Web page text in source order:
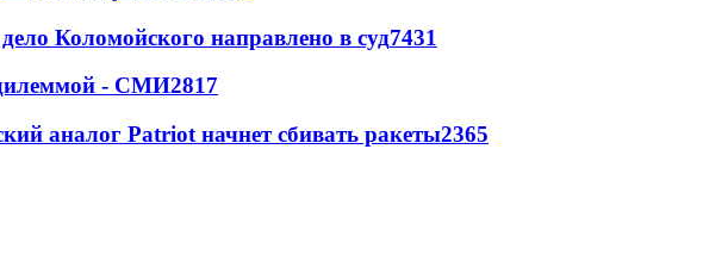
Коломойского направлено в суд7431
дилеммой - СМИ2817
аналог Patriot начнет сбивать ракеты2365